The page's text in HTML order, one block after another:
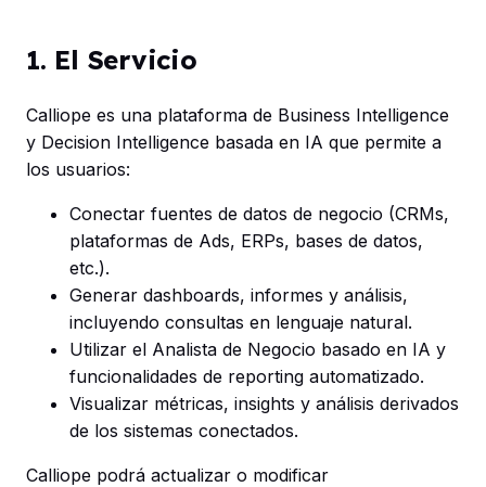
1. El Servicio
Calliope es una plataforma de Business Intelligence
y Decision Intelligence basada en IA que permite a
los usuarios:
Conectar fuentes de datos de negocio (CRMs,
plataformas de Ads, ERPs, bases de datos,
etc.).
Generar dashboards, informes y análisis,
incluyendo consultas en lenguaje natural.
Utilizar el Analista de Negocio basado en IA y
funcionalidades de reporting automatizado.
Visualizar métricas, insights y análisis derivados
de los sistemas conectados.
Calliope podrá actualizar o modificar